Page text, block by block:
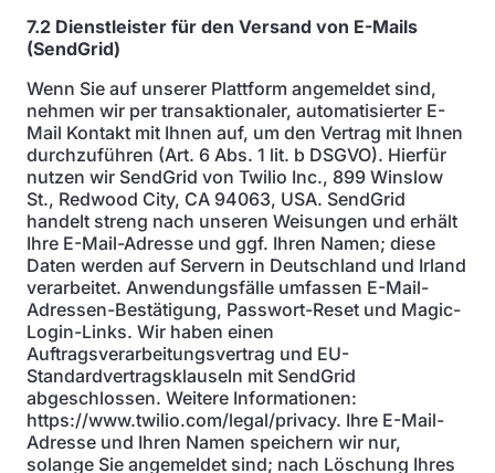
7.2 Dienstleister für den Versand von E-Mails
(SendGrid)
Wenn Sie auf unserer Plattform angemeldet sind,
nehmen wir per transaktionaler, automatisierter E-
Mail Kontakt mit Ihnen auf, um den Vertrag mit Ihnen
durchzuführen (Art. 6 Abs. 1 lit. b DSGVO). Hierfür
nutzen wir SendGrid von Twilio Inc., 899 Winslow
St., Redwood City, CA 94063, USA. SendGrid
handelt streng nach unseren Weisungen und erhält
Ihre E-Mail-Adresse und ggf. Ihren Namen; diese
Daten werden auf Servern in Deutschland und Irland
verarbeitet. Anwendungsfälle umfassen E-Mail-
Adressen-Bestätigung, Passwort-Reset und Magic-
Login-Links. Wir haben einen
Auftragsverarbeitungsvertrag und EU-
Standardvertragsklauseln mit SendGrid
abgeschlossen. Weitere Informationen:
https://www.twilio.com/legal/privacy. Ihre E-Mail-
Adresse und Ihren Namen speichern wir nur,
solange Sie angemeldet sind; nach Löschung Ihres